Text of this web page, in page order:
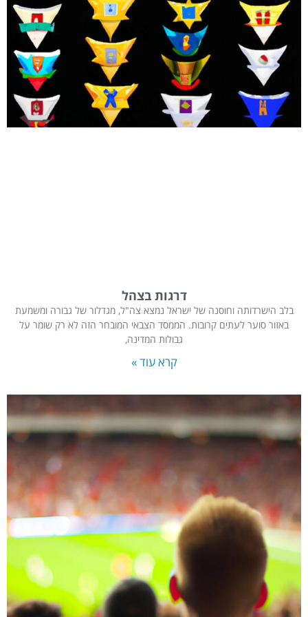
דרגות בצהל
בלב הישרדותה וחוסנה של ישראל נמצא צה"ל, מגדלור של גבורה ומשמעת
באזור סוער לעתים קרובות. הממסד הצבאי המובחר הזה לא רק שומר על
גבולות המדינה,
קרא עוד »